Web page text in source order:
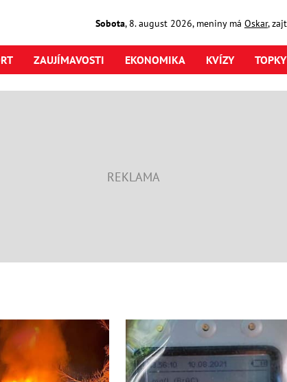
Sobota, 8. august2026, meniny má Oskar,
ZAUJÍMAVOSTI EKONOMIKA KVÍZY